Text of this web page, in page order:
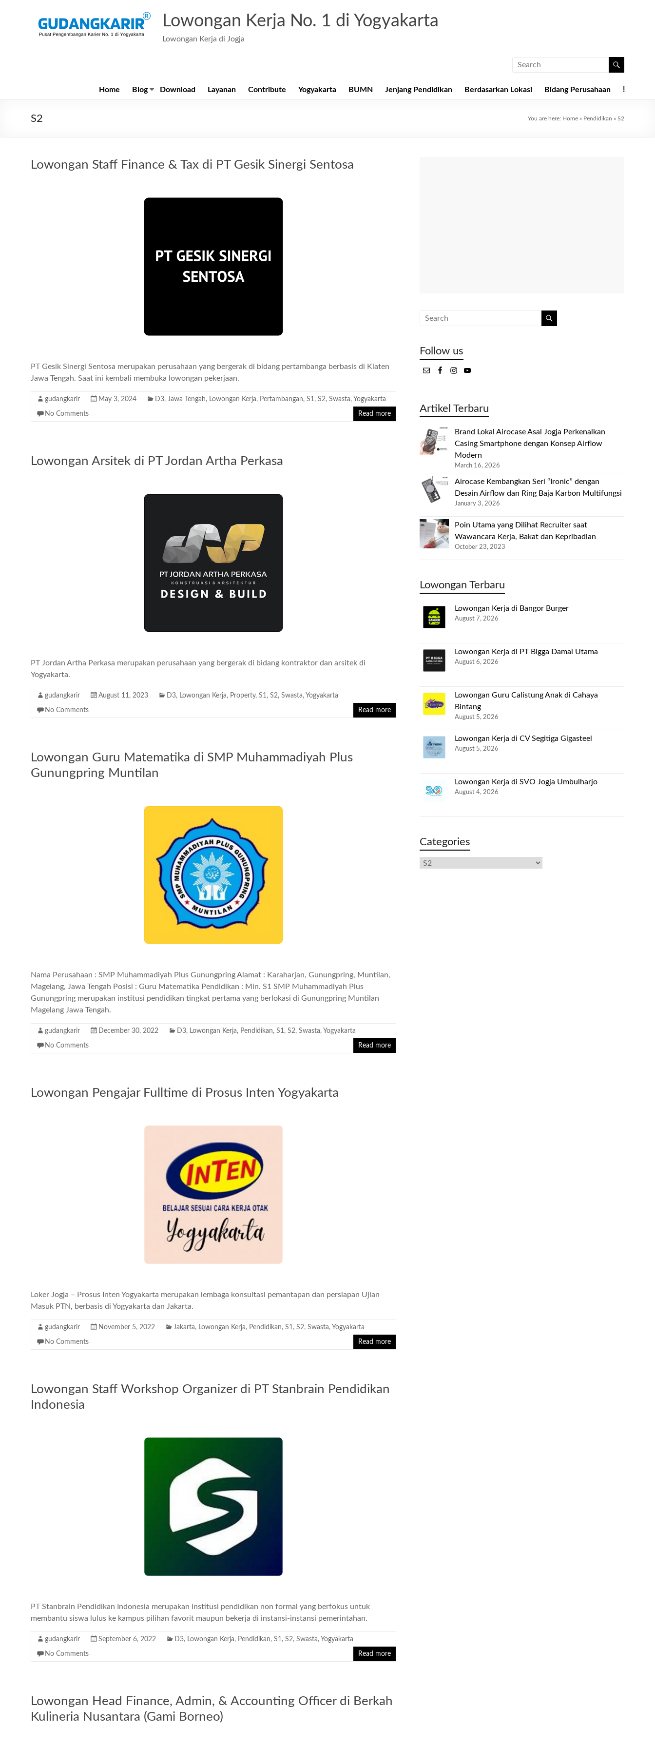
Lowongan Kerja No. 1 di Yogyakarta
Lowongan Kerja di Jogja
Home Blog Download Layanan Contribute Yogyakarta BUMN Jenjang Pendidikan Berdasarkan Lokasi Bidang Perusahaan
S2 You are here: Home » Pendidikan » S2
Lowongan Staff Finance & Tax di PT Gesik Sinergi Sentosa
PT Gesik Sinergi Sentosa merupakan perusahaan yang bergerak di bidang pertambanga berbasis di Klaten
Jawa Tengah. Saat ini kembali membuka lowongan pekerjaan.
gudangkarir May 3, 2024 D3, Jawa Tengah, Lowongan Kerja, Pertambangan, S1, S2, Swasta, Yogyakarta
No Comments Read more
Lowongan Arsitek di PT Jordan Artha Perkasa
PT Jordan Artha Perkasa merupakan perusahaan yang bergerak di bidang kontraktor dan arsitek di
Yogyakarta.
gudangkarir August 11, 2023 D3, Lowongan Kerja, Property, S1, S2, Swasta, Yogyakarta
No Comments Read more
Lowongan Guru Matematika di SMP Muhammadiyah Plus
Gunungpring Muntilan
Nama Perusahaan : SMP Muhammadiyah Plus Gunungpring Alamat : Karaharjan, Gunungpring, Muntilan,
Magelang, Jawa Tengah Posisi : Guru Matematika Pendidikan : Min. S1 SMP Muhammadiyah Plus
Gunungpring merupakan institusi pendidikan tingkat pertama yang berlokasi di Gunungpring Muntilan
Magelang Jawa Tengah.
gudangkarir December 30, 2022 D3, Lowongan Kerja, Pendidikan, S1, S2, Swasta, Yogyakarta
No Comments Read more
Lowongan Pengajar Fulltime di Prosus Inten Yogyakarta
Loker Jogja – Prosus Inten Yogyakarta merupakan lembaga konsultasi pemantapan dan persiapan Ujian
Masuk PTN, berbasis di Yogyakarta dan Jakarta.
gudangkarir November 5, 2022 Jakarta, Lowongan Kerja, Pendidikan, S1, S2, Swasta, Yogyakarta
No Comments Read more
Lowongan Staff Workshop Organizer di PT Stanbrain Pendidikan
Indonesia
PT Stanbrain Pendidikan Indonesia merupakan institusi pendidikan non formal yang berfokus untuk
membantu siswa lulus ke kampus pilihan favorit maupun bekerja di instansi-instansi pemerintahan.
gudangkarir September 6, 2022 D3, Lowongan Kerja, Pendidikan, S1, S2, Swasta, Yogyakarta
No Comments Read more
Lowongan Head Finance, Admin, & Accounting Officer di Berkah
Kulineria Nusantara (Gami Borneo)
Follow us
Artikel Terbaru
Brand Lokal Airocase Asal Jogja Perkenalkan
Casing Smartphone dengan Konsep Airflow
Modern
March 16, 2026
Airocase Kembangkan Seri “Ironic” dengan
Desain Airflow dan Ring Baja Karbon Multifungsi
January 3, 2026
Poin Utama yang Dilihat Recruiter saat
Wawancara Kerja, Bakat dan Kepribadian
October 23, 2023
Lowongan Terbaru
Lowongan Kerja di Bangor Burger
August 7, 2026
Lowongan Kerja di PT Bigga Damai Utama
August 6, 2026
Lowongan Guru Calistung Anak di Cahaya
Bintang
August 5, 2026
Lowongan Kerja di CV Segitiga Gigasteel
August 5, 2026
Lowongan Kerja di SVO Jogja Umbulharjo
August 4, 2026
Categories
Categories